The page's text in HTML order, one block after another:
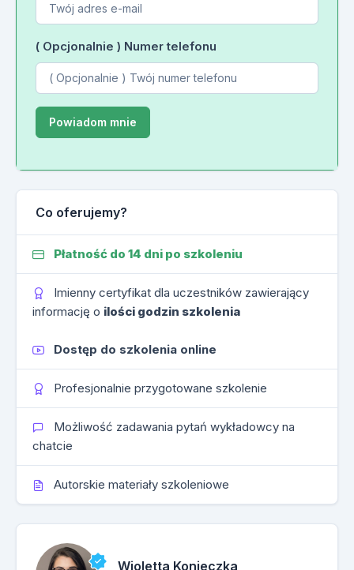
( Opcjonalnie ) Numer telefonu
Co oferujemy?
Płatność do 14 dni po szkoleniu
Imienny certyfikat dla uczestników zawierający
informację o ilości godzin szkolenia
Dostęp do szkolenia online
Profesjonalnie przygotowane szkolenie
Możliwość zadawania pytań wykładowcy na
chatcie
Autorskie materiały szkoleniowe
Wioletta Konieczka